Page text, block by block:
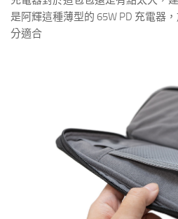
是阿輝這種薄型的 65W PD 充電器
分適合